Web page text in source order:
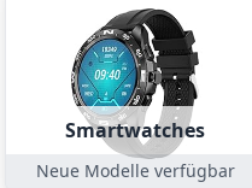
Smartwatches
Neue Modelle verfügbar